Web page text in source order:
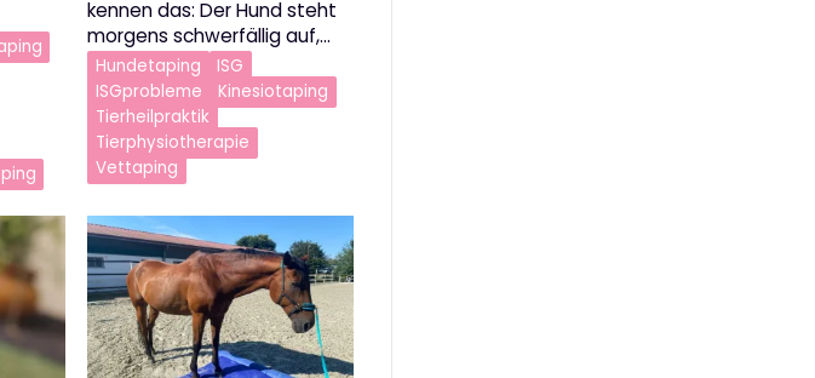
kennen das: Der Hund steht
morgens schwerfällig auf,…
Hundetaping
ISG
ISGprobleme
Kinesiotaping
Tierheilpraktik
Tierphysiotherapie
Vettaping